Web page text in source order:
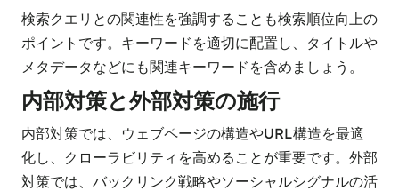
検索クエリとの関連性を強調することも検索順位向上の
ポイントです。キーワードを適切に配置し、タイトルや
メタデータなどにも関連キーワードを含めましょう。
内部対策と外部対策の施行
内部対策では、ウェブページの構造やURL構造を最適
化し、クローラビリティを高めることが重要です。外部
対策では、バックリンク戦略やソーシャルシグナルの活